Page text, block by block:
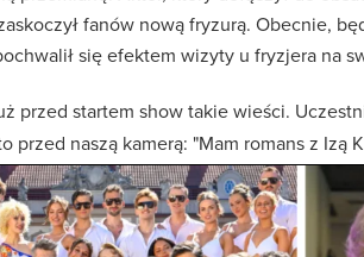
fanów nową fryzurą. Obecnie,
się efektem wizyty u fryzjera na
przed startem show takie wieści.
przed naszą kamerą: "Mam romans z Izą